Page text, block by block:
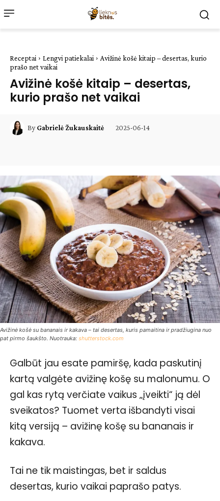
Receptai Lengvi patiekalai
Avižinė košė kitaip – desertas, kurio
prašo net vaikai
Avižinė košė kitaip – desertas,
kurio prašo net vaikai
By Gabrielė Žukauskaitė 2025-06-14
Avižinė košė su bananais ir kakava – tai desertas, kuris pamaitina ir pradžiugina nuo
pat pirmo šaukšto. Nuotrauka: shutterstock.com
Galbūt jau esate pamiršę, kada paskutinį
kartą valgėte avižinę košę su malonumu. O
gal kas rytą verčiate vaikus „įveikti“ ją dėl
sveikatos? Tuomet verta išbandyti visai
kitą versiją – avižinę košę su bananais ir
kakava.
Tai ne tik maistingas, bet ir saldus
desertas, kurio vaikai paprašo patys.